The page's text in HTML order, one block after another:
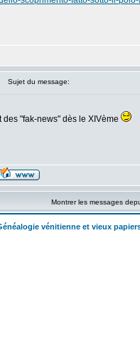
Sujet du message:
"fak-news" dès le XIVème
Montrer les messages
vénitienne et vieux